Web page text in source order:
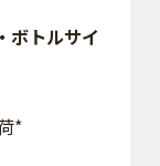
ボトルサイ
*